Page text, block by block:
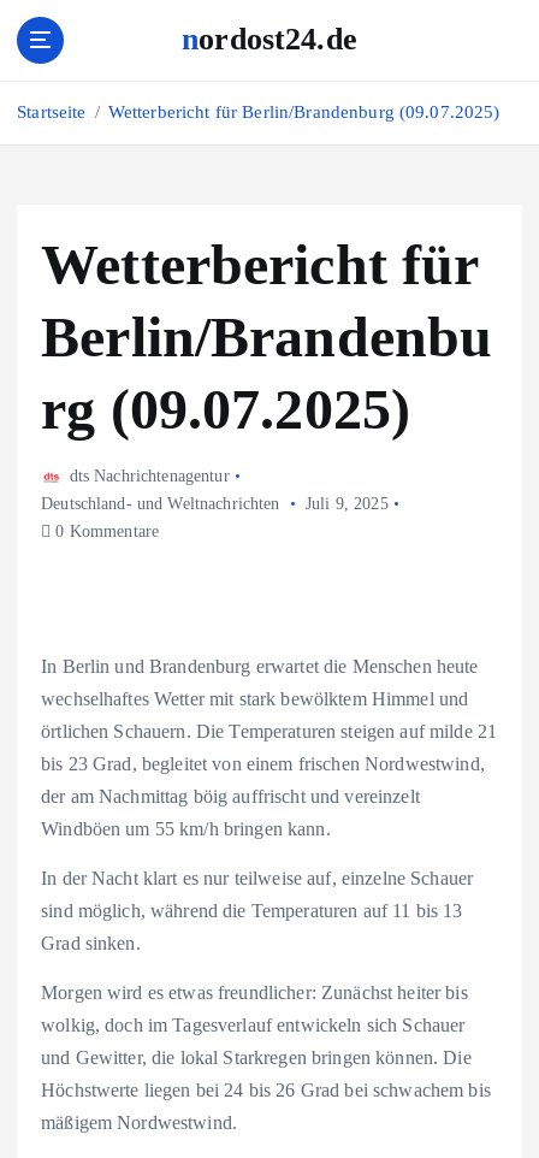
h
nordost24.de
Startseite Wetterbericht für Berlin/Brandenburg (09.07.2025)
Wetterbericht für
Berlin/Brandenbu
rg (09.07.2025)
dts Nachrichtenagentur
Deutschland- und Weltnachrichten
Juli 9, 2025
0 Kommentare
In Berlin und Brandenburg erwartet die Menschen heute
wechselhaftes Wetter mit stark bewölktem Himmel und
örtlichen Schauern. Die Temperaturen steigen auf milde 21
bis 23 Grad, begleitet von einem frischen Nordwestwind,
der am Nachmittag böig auffrischt und vereinzelt
Windböen um 55 km/h bringen kann.
In der Nacht klart es nur teilweise auf, einzelne Schauer
sind möglich, während die Temperaturen auf 11 bis 13
Grad sinken.
Morgen wird es etwas freundlicher: Zunächst heiter bis
wolkig, doch im Tagesverlauf entwickeln sich Schauer
und Gewitter, die lokal Starkregen bringen können. Die
Höchstwerte liegen bei 24 bis 26 Grad bei schwachem bis
mäßigem Nordwestwind.